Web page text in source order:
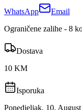
WhatsApp
Email
Ograničene zalihe - 8
Dostava
10 KM
Isporuka
Ponedjeljak, 10.